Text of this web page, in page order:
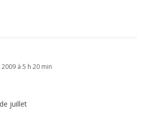
à 5 h 20 min
juillet